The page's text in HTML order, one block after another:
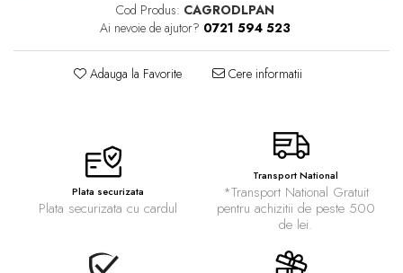
Cod Produs: CAGRODLPAN
Ai nevoie de ajutor? 0721 594 523
Adauga la Favorite Cere informatii
Plata securizata
Plata securizata cu cardul
Transport National
*Transport National Gratuit
pentru achizitii de peste 500
de lei.